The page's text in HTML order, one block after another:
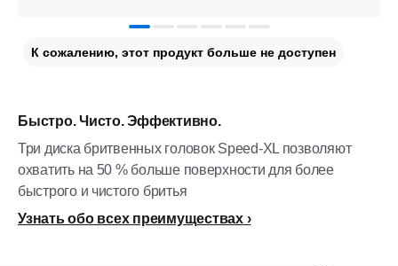
Быстро. Чисто. Эффективно.
Три диска бритвенных головок Speed-XL позволяют
охватить на 50 % больше поверхности для более
быстрого и чистого бритья
Узнать обо всех преимуществах
К сожалению, этот продукт больше не доступен